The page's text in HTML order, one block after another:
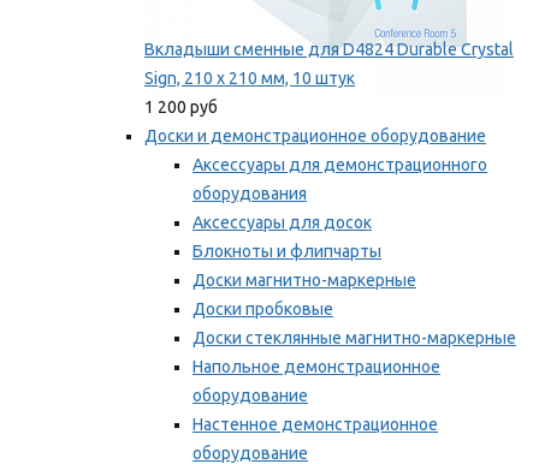
Вкладыши сменные для D4824 Durable Crystal
Sign, 210 x 210 мм, 10 штук
1 200 руб
Доски и демонстрационное оборудование
Аксессуары для демонстрационного
оборудования
Аксессуары для досок
Блокноты и флипчарты
Доски магнитно-маркерные
Доски пробковые
Доски стеклянные магнитно-маркерные
Напольное демонстрационное
оборудование
Настенное демонстрационное
оборудование